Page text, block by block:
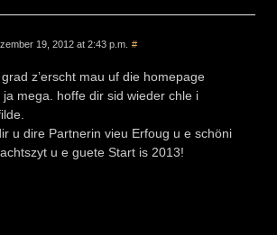
19, 2012 at 2:43 p.m. #
z’erscht mau uf die homepage
ja mega. hoffe dir sid wieder chle i
u dire Partnerin vieu Erfoug u e schöni
u e guete Start is 2013!